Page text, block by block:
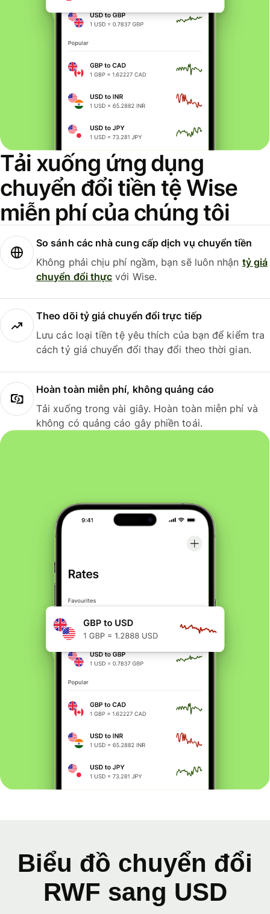
Tải xuống ứng dụng
chuyển đổi tiền tệ Wise
miễn phí của chúng tôi
So sánh các nhà cung cấp dịch vụ chuyển tiền
Không phải chịu phí ngầm, bạn sẽ luôn nhận tỷ giá
chuyển đổi thực với Wise.
Theo dõi tỷ giá chuyển đổi trực tiếp
Lưu các loại tiền tệ yêu thích của bạn để kiểm tra
cách tỷ giá chuyển đổi thay đổi theo thời gian.
Hoàn toàn miễn phí, không quảng cáo
Tải xuống trong vài giây. Hoàn toàn miễn phí và
không có quảng cáo gây phiền toái.
Biểu đồ chuyển đổi
RWF sang USD